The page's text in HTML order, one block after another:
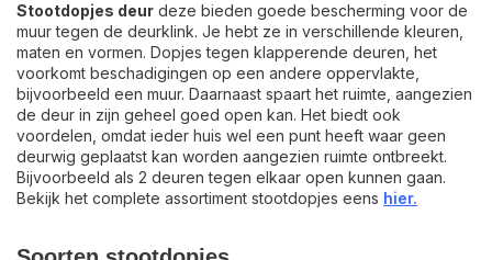
Stootdopjes deur deze bieden goede bescherming voor de
muur tegen de deurklink. Je hebt ze in verschillende kleuren,
maten en vormen. Dopjes tegen klapperende deuren, het
voorkomt beschadigingen op een andere oppervlakte,
bijvoorbeeld een muur. Daarnaast spaart het ruimte, aangezien
de deur in zijn geheel goed open kan. Het biedt ook
voordelen, omdat ieder huis wel een punt heeft waar geen
deurwig geplaatst kan worden aangezien ruimte ontbreekt.
Bijvoorbeeld als 2 deuren tegen elkaar open kunnen gaan.
Bekijk het complete assortiment stootdopjes eens hier.